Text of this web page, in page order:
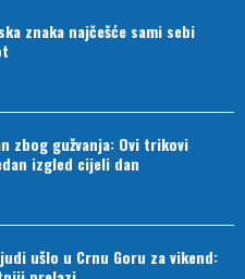
znaka najčešće sami sebi
zbog gužvanja: Ovi trikovi
izgled cijeli dan
ušlo u Crnu Goru za vikend: